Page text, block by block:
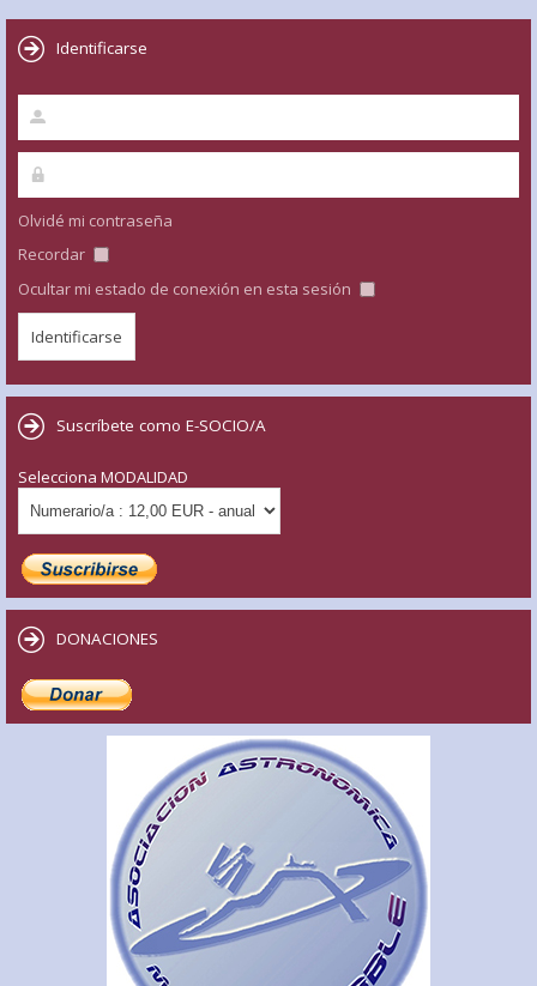
Identificarse
Olvidé mi contraseña
Recordar
Ocultar mi estado de conexión en esta sesión
Suscríbete como E-SOCIO/A
Selecciona MODALIDAD
DONACIONES